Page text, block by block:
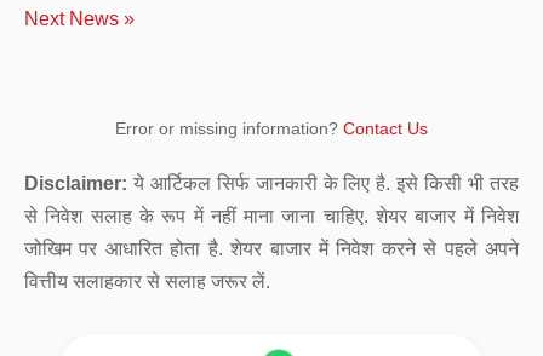
Next News »
Error or missing information? Contact Us
Disclaimer: ये आर्टिकल सिर्फ जानकारी के लिए है. इसे किसी भी तरह
से निवेश सलाह के रूप में नहीं माना जाना चाहिए. शेयर बाजार में निवेश
जोखिम पर आधारित होता है. शेयर बाजार में निवेश करने से पहले अपने
वित्तीय सलाहकार से सलाह जरूर लें.